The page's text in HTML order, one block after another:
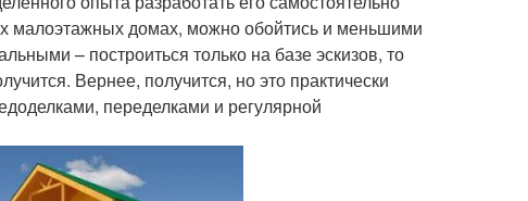
малоэтажных домах, можно обойтись и меньшими
– построиться только на базе эскизов, то
Вернее, получится, но это практически
переделками и регулярной